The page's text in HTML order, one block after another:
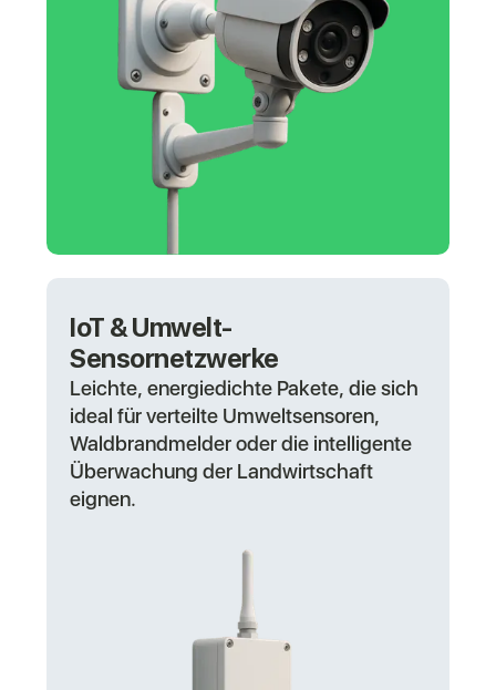
IoT & Umwelt-
Sensornetzwerke
Leichte, energiedichte Pakete, die sich
ideal für verteilte Umweltsensoren,
Waldbrandmelder oder die intelligente
Überwachung der Landwirtschaft
eignen.